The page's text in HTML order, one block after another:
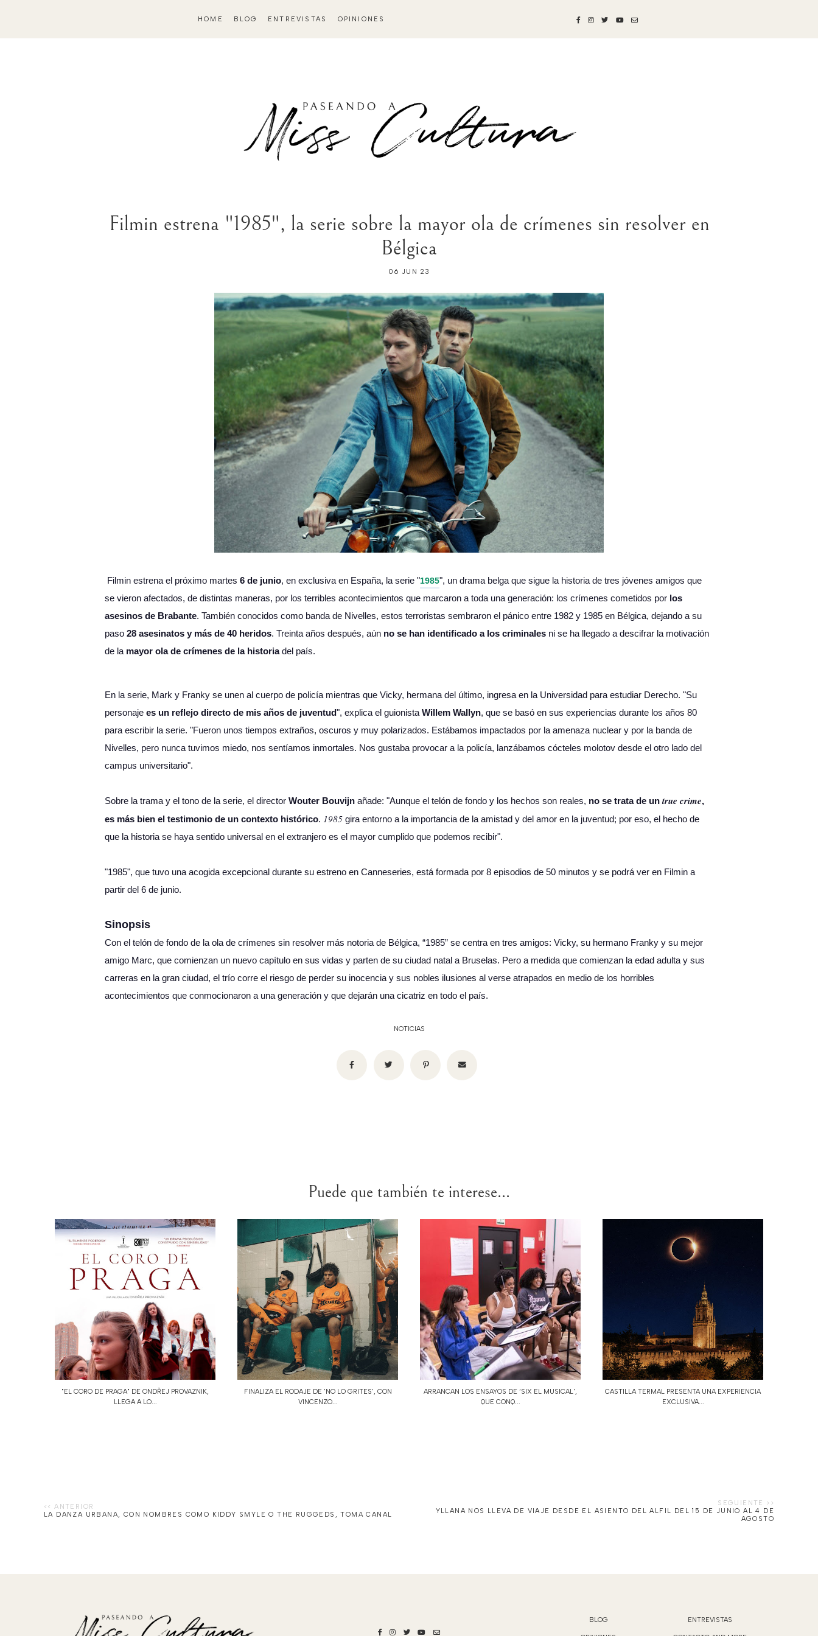
HOME BLOG ENTREVISTAS OPINIONES
Filmin estrena "1985", la serie sobre la mayor ola de crímenes sin resolver en
Bélgica
06 JUN 23
Filmin estrena el próximo martes 6 de junio, en exclusiva en España, la serie "1985", un drama belga que sigue la historia de tres jóvenes amigos que
se vieron afectados, de distintas maneras, por los terribles acontecimientos que marcaron a toda una generación: los crímenes cometidos por los
asesinos de Brabante. También conocidos como banda de Nivelles, estos terroristas sembraron el pánico entre 1982 y 1985 en Bélgica, dejando a su
paso 28 asesinatos y más de 40 heridos. Treinta años después, aún no se han identificado a los criminales ni se ha llegado a descifrar la motivación
de la mayor ola de crímenes de la historiadel país.
En la serie, Mark y Franky se unen al cuerpo de policía mientras que Vicky, hermana del último, ingresa en la Universidad para estudiar Derecho. "Su
personaje es un reflejo directo de mis años de juventud", explica el guionista Willem Wallyn, que se basó en sus experiencias durante los años 80
para escribir la serie. "Fueron unos tiempos extraños, oscuros y muy polarizados. Estábamos impactados por la amenaza nuclear y por la banda de
Nivelles, pero nunca tuvimos miedo, nos sentíamos inmortales. Nos gustaba provocar a la policía, lanzábamos cócteles molotov desde el otro lado del
campus universitario".
Sobre la trama y el tono de la serie, el director Wouter Bouvijn añade: "Aunque el telón de fondo y los hechos son reales, no se trata de un true crime,
es más bien el testimonio de un contexto histórico. 1985 gira entorno a la importancia de la amistad y del amor en la juventud; por eso, el hecho de
que la historia se haya sentido universal en el extranjero es el mayor cumplido que podemos recibir".
"1985", que tuvo una acogida excepcional durante su estreno en Canneseries, está formada por 8 episodios de 50 minutos y se podrá ver en Filmin a
partir del 6 de junio.
Sinopsis
Con el telón de fondo de la ola de crímenes sin resolver más notoria de Bélgica, “1985” se centra en tres amigos: Vicky, su hermano Franky y su mejor
amigo Marc, que comienzan un nuevo capítulo en sus vidas y parten de su ciudad natal a Bruselas. Pero a medida que comienzan la edad adulta y sus
carreras en la gran ciudad, el trío corre el riesgo de perder su inocencia y sus nobles ilusiones al verse atrapados en medio de los horribles
acontecimientos que conmocionaron a una generación y que dejarán una cicatriz en todo el país.
NOTICIAS
Puede que también te interese...
"EL CORO DE PRAGA" DE ONDŘEJ PROVAZNIK,
LLEGA A LO...
FINALIZA EL RODAJE DE 'NO LO GRITES', CON
VINCENZO...
ARRANCAN LOS ENSAYOS DE ‘SIX EL MUSICAL',
QUE CONQ...
CASTILLA TERMAL PRESENTA UNA EXPERIENCIA
EXCLUSIVA...
LA DANZA URBANA, CON NOMBRES COMO KIDDY SMYLE O THE RUGGEDS, TOMA CANAL
YLLANA NOS LLEVA DE VIAJE DESDE EL ASIENTO DEL ALFIL DEL 15 DE JUNIO AL 4 DE
AGOSTO
BLOG ENTREVISTAS